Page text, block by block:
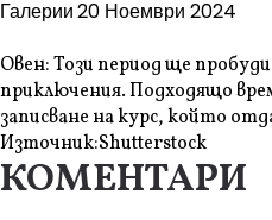
Галерии20 Ноември 2024
Овен: Този период ще
приключения. Подходящо
записване на курс, който
Източник:Shutterstock
КОМЕНТАРИ